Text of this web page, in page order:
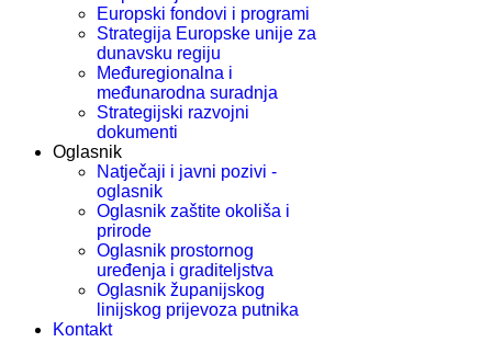
Europski fondovi i programi
Strategija Europske unije za
dunavsku regiju
Međuregionalna i
međunarodna suradnja
Strategijski razvojni
dokumenti
Oglasnik
Natječaji i javni pozivi -
oglasnik
Oglasnik zaštite okoliša i
prirode
Oglasnik prostornog
uređenja i graditeljstva
Oglasnik županijskog
linijskog prijevoza putnika
Kontakt